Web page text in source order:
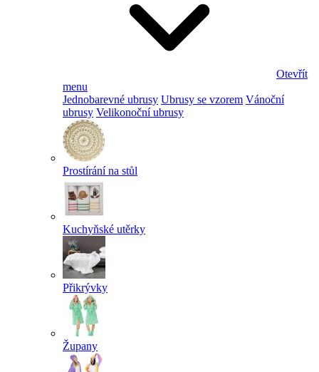
Otevřít
menu
Jednobarevné ubrusy Ubrusy se vzorem Vánoční
ubrusy Velikonoční ubrusy
Prostírání na stůl
Kuchyňské utěrky
Přikrývky
Župany